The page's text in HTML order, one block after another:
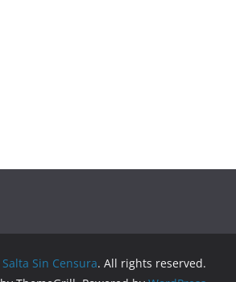
Salta Sin Censura. All rights reserved.